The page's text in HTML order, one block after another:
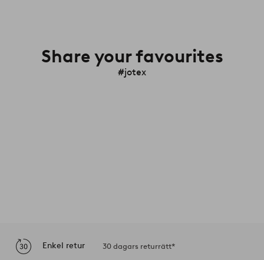
Share your favourites
#jotex
Enkel retur 30 dagars returrätt*